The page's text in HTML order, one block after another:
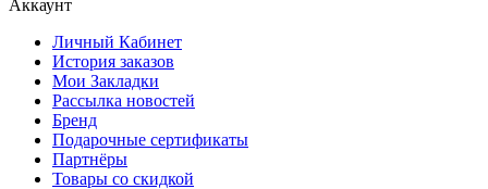
Аккаунт
Личный Кабинет
История заказов
Мои Закладки
Рассылка новостей
Бренд
Подарочные сертификаты
Партнёры
Товары со скидкой